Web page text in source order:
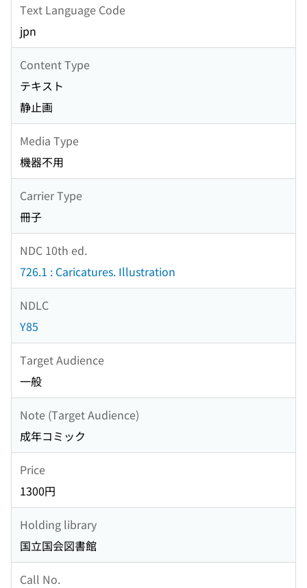
Text Language Code
jpn
Content Type
テキスト
静止画
Media Type
機器不用
Carrier Type
冊子
NDC 10th ed.
726.1 : Caricatures. Illustration
NDLC
Y85
Target Audience
一般
Note (Target Audience)
成年コミック
Price
1300円
Holding library
国立国会図書館
Call No.